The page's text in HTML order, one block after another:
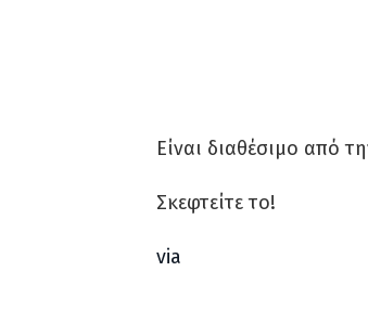
Είναι διαθέσιμο από
Σκεφτείτε το!
via